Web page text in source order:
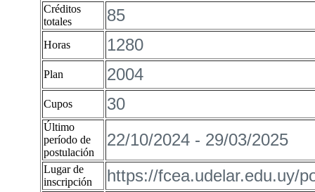
Créditos
totales
85
Horas 1280
Plan 2004
Cupos 30
Último
período de
postulación
22/10/2024 - 29/03/2025
Lugar de
inscripción
https://fcea.udelar.edu.uy/